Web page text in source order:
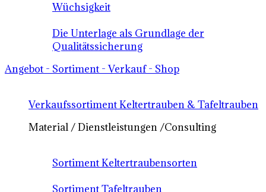
Wüchsigkeit
Die Unterlage als Grundlage der
Qualitätssicherung
Angebot - Sortiment - Verkauf - Shop
Verkaufssortiment Keltertrauben & Tafeltrauben
Material / Dienstleistungen /Consulting
Sortiment Keltertraubensorten
Sortiment Tafeltrauben